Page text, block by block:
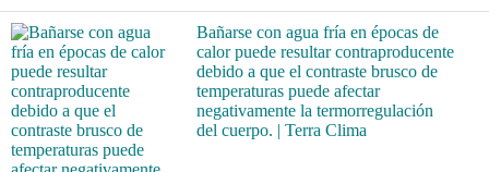
Bañarse con agua fría en épocas de
calor puede resultar contraproducente
debido a que el contraste brusco de
temperaturas puede afectar
negativamente la termorregulación
del cuerpo. | Terra Clima